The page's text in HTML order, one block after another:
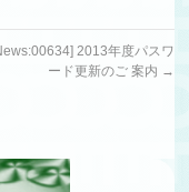
2013年度パスワ
ード更新のご 案内 →